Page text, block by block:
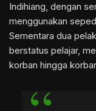
Indihiang, dengan
menggunakan
Sementara dua
berstatus pelajar,
korban hingga